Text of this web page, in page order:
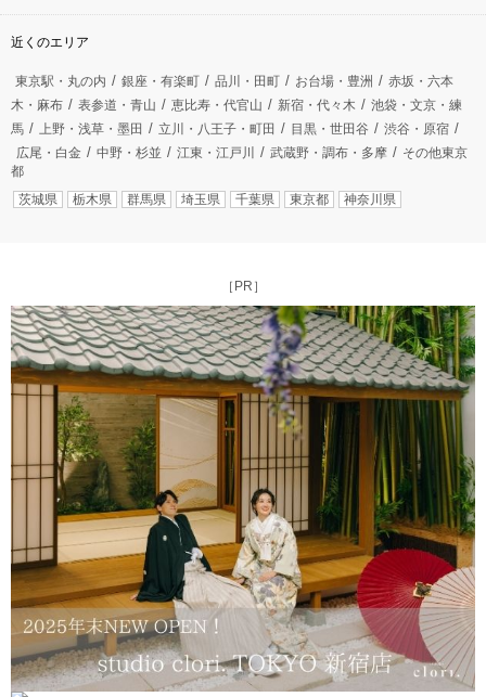
近くのエリア
東京駅・丸の内 銀座・有楽町 品川・田町 お台場・豊洲
赤坂・六本
木・麻布
表参道・青山 恵比寿・代官山 新宿・代々木
池袋・文京・練
馬
上野・浅草・墨田 立川・八王子・町田 目黒・世田谷
渋谷・原宿
広尾・白金
中野・杉並 江東・江戸川 武蔵野・調布・多摩
その他東京
都
茨城県
栃木県 群馬県 埼玉県 千葉県 東京都 神奈川県
［PR］